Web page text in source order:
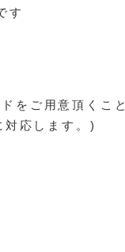
す
をご用意頂くこと
応します。)